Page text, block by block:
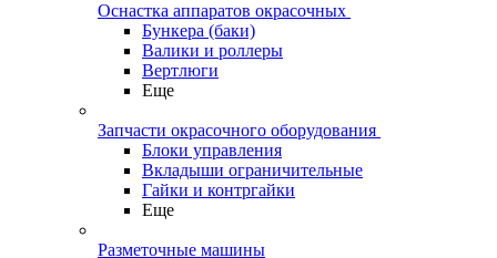
Оснастка аппаратов окрасочных
Бункера (баки)
Валики и роллеры
Вертлюги
Еще
Запчасти окрасочного оборудования
Блоки управления
Вкладыши ограничительные
Гайки и контргайки
Еще
Разметочные машины